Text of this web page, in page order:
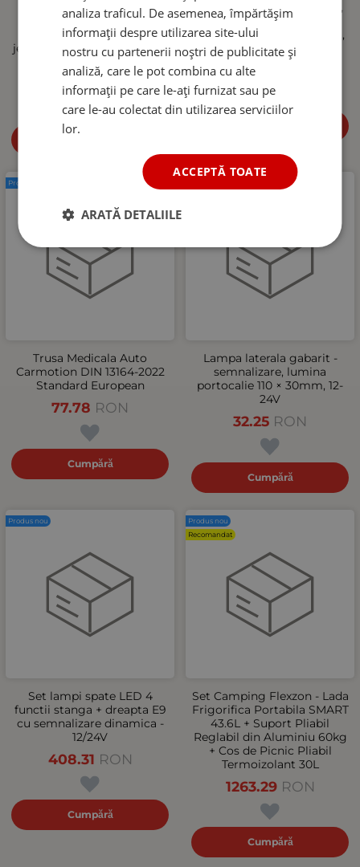
aparat de spalat cu
presiune, Foam Cannon,
Quick Connect 1/4", reglaj
jet si concentratie spuma, 5
duze incluse
81.95 RON
m, conexiune M22-14 mm,
40 MPa (5800 PSI), 60°C,
flexibil si rezistent la uzura,
Negru
67.15
Trusa Medicala Auto
Carmotion DIN 13164-2022
Standard European
77.78 RON
Cumpără
Produs nou
Lampa laterala gabarit -
semnalizare, lumina
portocalie 110 × 30mm, 12-
24V
32.25 RON
Cumpără
Set lampi spate LED 4
functii stanga + dreapta E9
cu semnalizare dinamica -
12/24V
408.31 RON
Cumpără
Produs nou
Set Camping Flexzon - Lada
Frigorifica Portabila SMART
43.6L + Suport Pliabil
Reglabil din Aluminiu 60kg
+ Cos de Picnic Pliabil
Termoizolant 30L
1263.29 RON
Cumpără
Produs nou
Recomandat
analiza traficul. De asemenea, împărtășim
informații despre utilizarea site-ului
nostru cu partenerii noștri de publicitate și
analiză, care le pot combina cu alte
informații pe care le-ați furnizat sau pe
care le-au colectat din utilizarea serviciilor
lor.
ACCEPTĂ TOATE
ARATĂ DETALIILE